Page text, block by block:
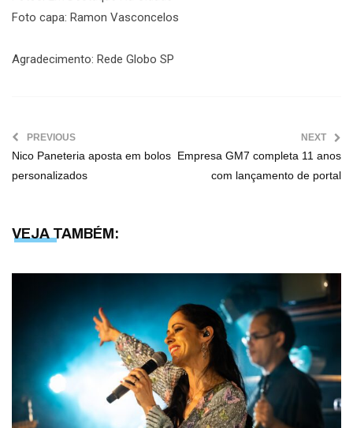
Foto capa: Ramon Vasconcelos
Agradecimento: Rede Globo SP
PREVIOUS
Nico Paneteria aposta em bolos
personalizados
NEXT
Empresa GM7 completa 11 anos
com lançamento de portal
VEJA TAMBÉM: